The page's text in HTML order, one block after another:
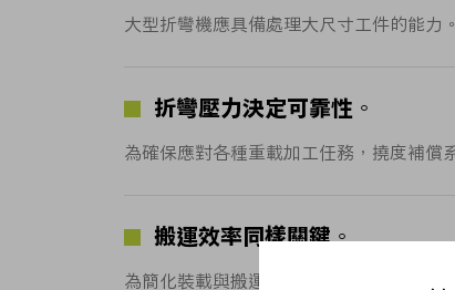
大型折彎機應具備處理大尺寸工件的能
折彎壓力決定可靠性。
為確保應對各種重載加工任務，撓度補償
搬運效率同樣關鍵。
為簡化裝載與搬運操作，機台具備較大的